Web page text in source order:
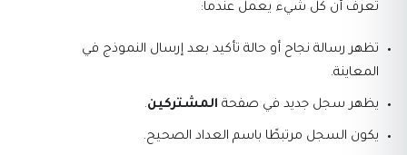
تعرف أن كل شيء يعمل عندما:
تظهر رسالة نجاح أو حالة تأكيد بعد إرسال النموذج في
المعاينة.
يظهر سجل جديد في صفحة المشتركين.
يكون السجل مرتبطًا باسم العداد الصحيح.